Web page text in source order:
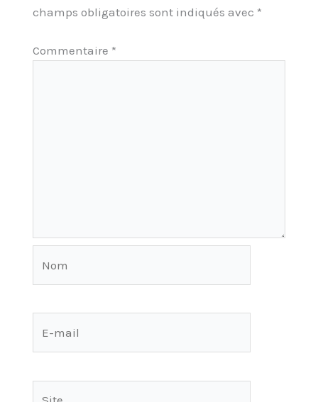
champs obligatoires sont indiqués avec *
Commentaire *